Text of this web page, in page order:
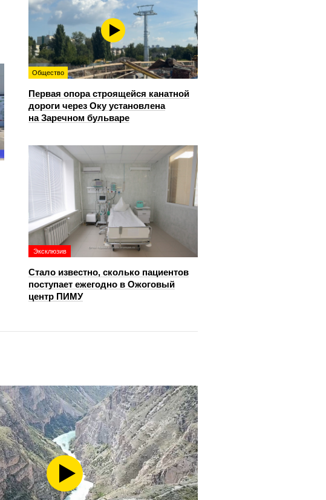
Общество
Первая опора строящейся канатной
дороги через Оку установлена
на Заречном бульваре
Эксклюзив
Стало известно, сколько пациентов
поступает ежегодно в Ожоговый
центр ПИМУ